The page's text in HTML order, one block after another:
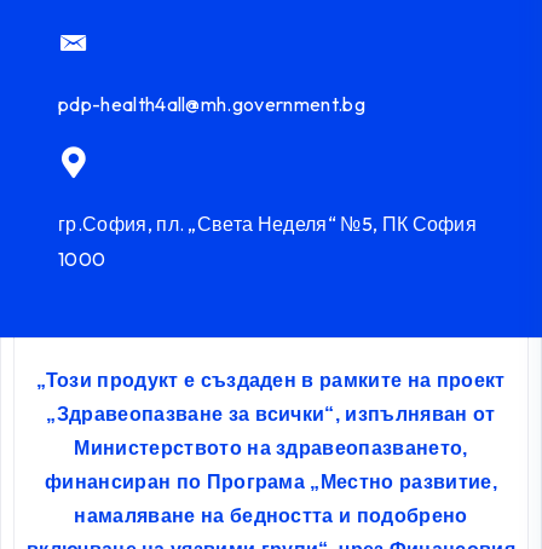
pdp-health4all@mh.government.bg
гр.София, пл. „Света Неделя“ №5, ПК София
1000
„Този продукт е създаден в рамките на проект
„Здравеопазване за всички“, изпълняван от
Министерството на здравеопазването,
финансиран по Програма „Местно развитие,
намаляване на бедността и подобрено